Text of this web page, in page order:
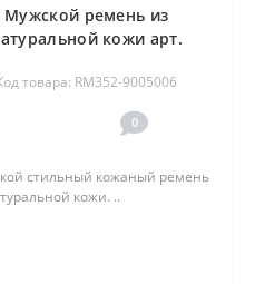
проще.
Мужской ремень из
кожи арт.
товара: RM352-9005006
0
стильный кожаный ремень
кожи. ..